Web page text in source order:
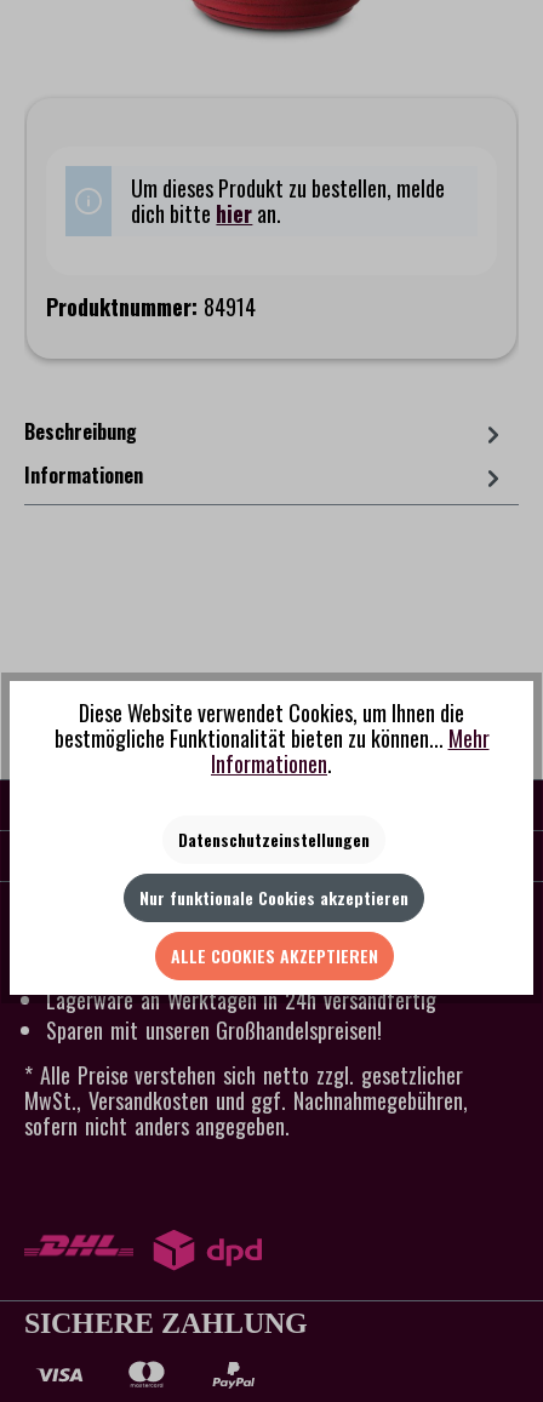
Um dieses Produkt zu bestellen, melde
dich bitte hieran.
Produktnummer: 84914
Beschreibung
Informationen
SCHNELLER VERSAND
Kein Mindestbestellwert
Versandkostenfrei ab 300 € Bestellwert
Lagerware an Werktagen in 24h versandfertig
Sparen mit unseren Großhandelspreisen!
* Alle Preise verstehen sich netto zzgl. gesetzlicher
MwSt., Versandkosten und ggf. Nachnahmegebühren,
sofern nicht anders angegeben.
SICHERE ZAHLUNG
Diese Website verwendet Cookies, um Ihnen die
bestmögliche Funktionalität bieten zu können... Mehr
Informationen.
Datenschutzeinstellungen
Nur funktionale Cookies akzeptieren
ALLE COOKIES AKZEPTIEREN